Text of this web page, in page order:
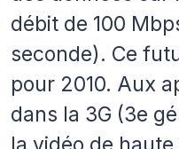
débit de 100
seconde). Ce
pour 2010. Aux
dans la 3G (3e